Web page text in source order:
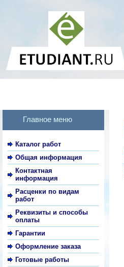
Главное меню
Каталог работ
Общая информация
Контактная
информация
Расценки по видам
работ
Реквизиты и способы
оплаты
Гарантии
Оформление заказа
Готовые работы